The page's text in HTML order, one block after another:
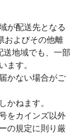
が配送先となる
およびその他離
送地域でも、一部
ます。
かない場合がご
かねます。
をカインズ以外
の規定に則り厳